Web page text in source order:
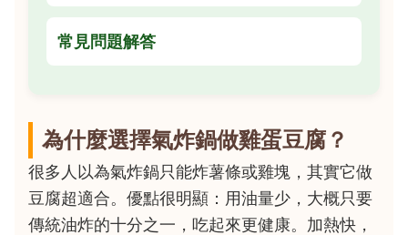
常見問題解答
為什麼選擇氣炸鍋做雞蛋豆腐？
很多人以為氣炸鍋只能炸薯條或雞塊，其實它做
豆腐超適合。優點很明顯：用油量少，大概只要
傳統油炸的十分之一，吃起來更健康。加熱快，